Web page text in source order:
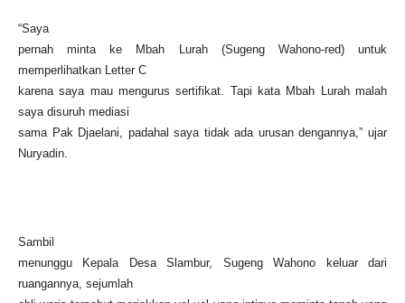
“Saya
pernah minta ke Mbah Lurah (Sugeng Wahono-red) untuk
memperlihatkan Letter C
karena saya mau mengurus sertifikat. Tapi kata Mbah Lurah malah
saya disuruh mediasi
sama Pak Djaelani, padahal saya tidak ada urusan dengannya,” ujar
Nuryadin.
Sambil
menunggu Kepala Desa Slambur, Sugeng Wahono keluar dari
ruangannya, sejumlah